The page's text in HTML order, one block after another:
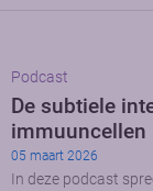
Podcast
De subtiele
immuuncellen
05 maart 2026
In deze podcast